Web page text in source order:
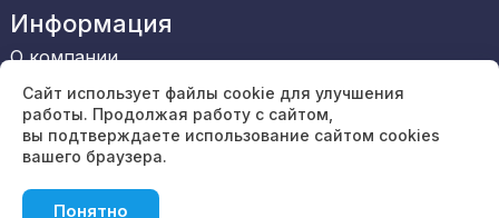
Информация
О компании
Сертификаты
Обратная связь
Вакансии
Отзывы
Сайт использует файлы cookie для улучшения
работы. Продолжая работу с сайтом,
вы подтверждаете использование сайтом cookies
вашего браузера.
Понятно